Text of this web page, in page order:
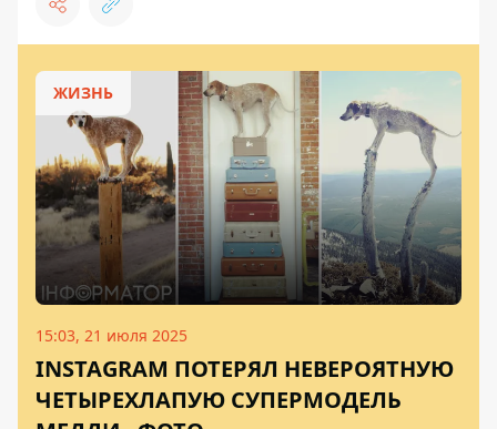
ЖИЗНЬ
15:03, 21 июля 2025
INSTAGRAM ПОТЕРЯЛ НЕВЕРОЯТНУЮ
ЧЕТЫРЕХЛАПУЮ СУПЕРМОДЕЛЬ